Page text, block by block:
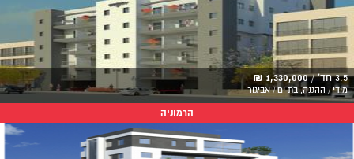
3.5 חד' / 1,330,000 ₪
מידי / ההגנה, בת ים / אביגור
הרמוניה